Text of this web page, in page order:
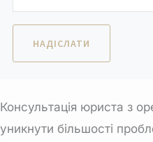
Консультація юриста з
уникнути більшості